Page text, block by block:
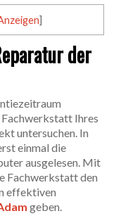
]
der
Fachwerkstatt Ihres
untersuchen. In
einmal die
ausgelesen. Mit
Fachwerkstatt den
effektiven
geben.